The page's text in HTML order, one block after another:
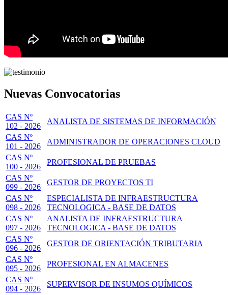
Nuevas Convocatorias
CAS Nº
102 - 2026
ANALISTA DE SISTEMAS DE INFORMACIÓN
CAS Nº
101 - 2026
ADMINISTRADOR DE OPERACIONES CLOUD
CAS Nº
100 - 2026
PROFESIONAL DE PRUEBAS
CAS Nº
099 - 2026
GESTOR DE PROYECTOS TI
CAS Nº
098 - 2026
ESPECIALISTA DE INFRAESTRUCTURA
TECNOLOGICA - BASE DE DATOS
CAS Nº
097 - 2026
ANALISTA DE INFRAESTRUCTURA
TECNOLOGICA - BASE DE DATOS
CAS Nº
096 - 2026
GESTOR DE ORIENTACIÓN TRIBUTARIA
CAS Nº
095 - 2026
PROFESIONAL EN ALMACENES
CAS Nº
094 - 2026
SUPERVISOR DE INSUMOS QUÍMICOS